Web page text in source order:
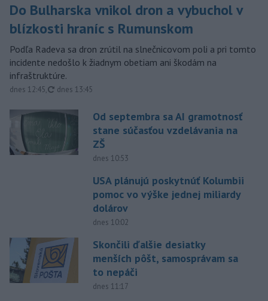
Do Bulharska vnikol dron a vybuchol v
blízkosti hraníc s Rumunskom
Podľa Radeva sa dron zrútil na slnečnicovom poli a pri tomto
incidente nedošlo k žiadnym obetiam ani škodám na
infraštruktúre.
dnes 12:45, aktualizované
dnes 13:45
Od septembra sa AI gramotnosť
stane súčasťou vzdelávania na
ZŠ
dnes 10:53
USA plánujú poskytnúť Kolumbii
pomoc vo výške jednej miliardy
dolárov
dnes 10:02
Skončili ďalšie desiatky
menších pôšt, samosprávam sa
to nepáči
dnes 11:17